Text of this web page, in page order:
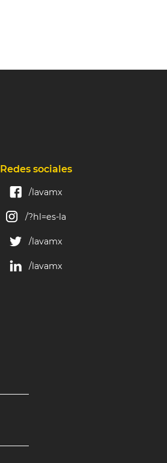
Redes sociales
/lavamx
/?hl=es-la
/lavamx
/lavamx